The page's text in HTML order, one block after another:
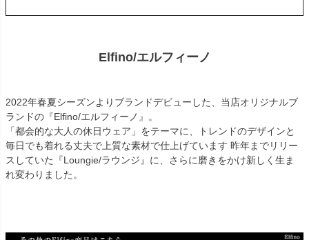
Elfino/エルフィーノ
2022年春夏シーズンよりブランドデビューした、当店オリジナルブ
ランドの『Elfino/エルフィーノ』。
「都会的な大人の休日ウェア」をテーマに、トレンドのデザインと
毎日でも着れる丈夫で上質な素材で仕上げています 昨年までリリー
スしていた『Loungie/ラウンジ』に、さらに磨きをかけ新しく生ま
れ変わりました。